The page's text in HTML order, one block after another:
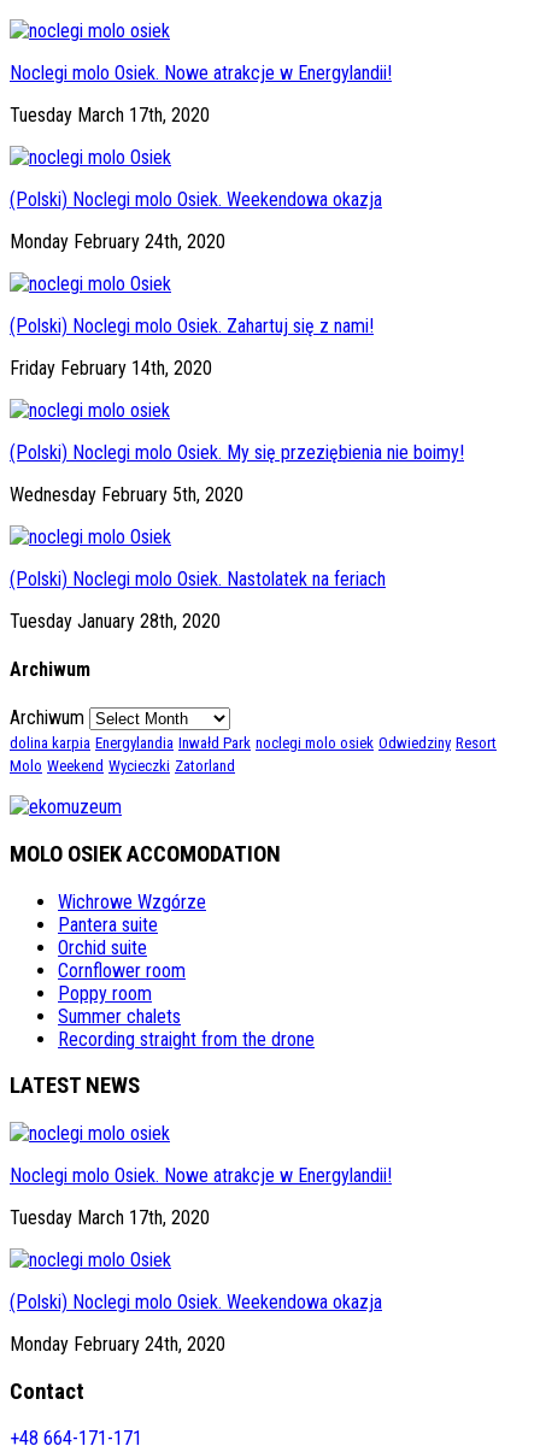
Noclegi molo Osiek. Nowe atrakcje w Energylandii!
Tuesday March 17th, 2020
(Polski) Noclegi molo Osiek. Weekendowa okazja
Monday February 24th, 2020
(Polski) Noclegi molo Osiek. Zahartuj się z nami!
Friday February 14th, 2020
(Polski) Noclegi molo Osiek. My się przeziębienia nie boimy!
Wednesday February 5th, 2020
(Polski) Noclegi molo Osiek. Nastolatek na feriach
Tuesday January 28th, 2020
Archiwum
Archiwum
dolina karpia Energylandia Inwałd Park noclegi molo osiek Odwiedziny Resort
Molo Weekend Wycieczki Zatorland
MOLO OSIEK ACCOMODATION
Wichrowe Wzgórze
Pantera suite
Orchid suite
Cornflower room
Poppy room
Summer chalets
Recording straight from the drone
LATEST NEWS
Noclegi molo Osiek. Nowe atrakcje w Energylandii!
Tuesday March 17th, 2020
(Polski) Noclegi molo Osiek. Weekendowa okazja
Monday February 24th, 2020
Contact
+48 664-171-171